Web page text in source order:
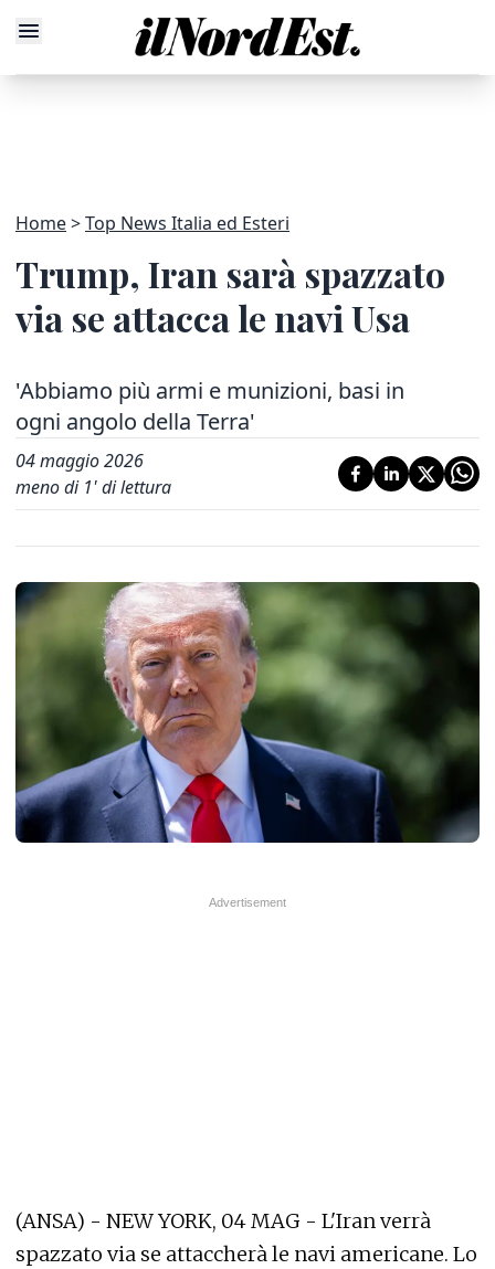
Home Top News Italia ed Esteri
Trump, Iran sarà spazzato
via se attacca le navi Usa
'Abbiamo più armi e munizioni, basi in
ogni angolo della Terra'
04 maggio 2026
meno di 1' di lettura
(ANSA) - NEW YORK, 04 MAG - L'Iran verrà
spazzato via se attaccherà le navi americane. Lo